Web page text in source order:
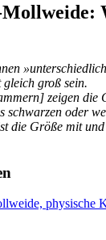
gleich groß sein.
zeigen die
schwarzen oder
die Größe mit
physische